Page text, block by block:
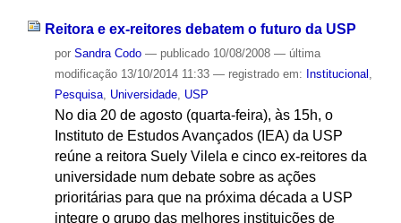
Reitora e ex-reitores debatem o futuro da USP
por Sandra Codo — publicado10/08/2008 — última
modificação13/10/2014 11:33 — registrado em: Institucional ,
Pesquisa, Universidade, USP
No dia 20 de agosto (quarta-feira), às 15h, o
Instituto de Estudos Avançados (IEA) da USP
reúne a reitora Suely Vilela e cinco ex-reitores da
universidade num debate sobre as ações
prioritárias para que na próxima década a USP
integre o grupo das melhores instituições de